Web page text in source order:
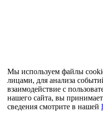
Мы используем файлы
лицами, для анализа
взаимодействие с
нашего сайта, вы
сведения смотрите в нашей